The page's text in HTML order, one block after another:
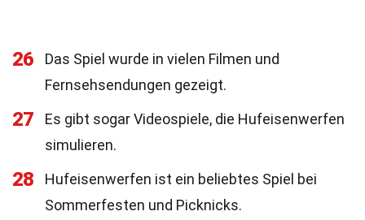
26
Das Spiel wurde in vielen Filmen und
Fernsehsendungen gezeigt.
27
Es gibt sogar Videospiele, die Hufeisenwerfen
simulieren.
28
Hufeisenwerfen ist ein beliebtes Spiel bei
Sommerfesten und Picknicks.